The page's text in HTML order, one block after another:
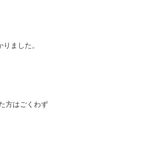
ました。
方はごくわず